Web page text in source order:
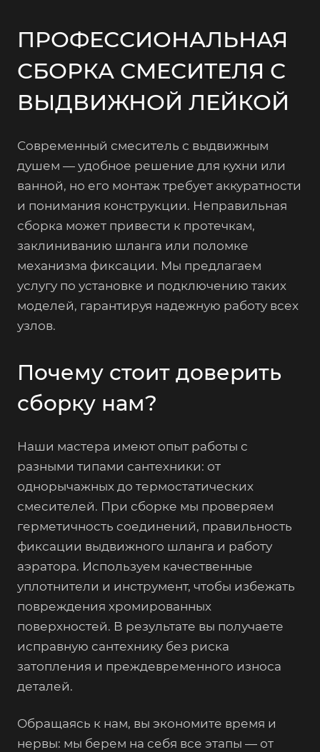
ПРОФЕССИОНАЛЬНАЯ
СБОРКА СМЕСИТЕЛЯ С
ВЫДВИЖНОЙ ЛЕЙКОЙ
Современный смеситель с выдвижным
душем — удобное решение для кухни или
ванной, но его монтаж требует аккуратности
и понимания конструкции. Неправильная
сборка может привести к протечкам,
заклиниванию шланга или поломке
механизма фиксации. Мы предлагаем
услугу по установке и подключению таких
моделей, гарантируя надежную работу всех
узлов.
Почему стоит доверить
сборку нам?
Наши мастера имеют опыт работы с
разными типами сантехники: от
однорычажных до термостатических
смесителей. При сборке мы проверяем
герметичность соединений, правильность
фиксации выдвижного шланга и работу
аэратора. Используем качественные
уплотнители и инструмент, чтобы избежать
повреждения хромированных
поверхностей. В результате вы получаете
исправную сантехнику без риска
затопления и преждевременного износа
деталей.
Обращаясь к нам, вы экономите время и
нервы: мы берем на себя все этапы — от